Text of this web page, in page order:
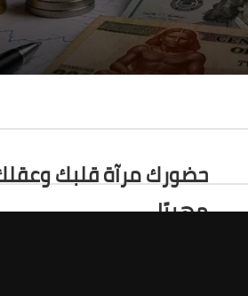
حضورك مرآة قلبك
مهيبًا